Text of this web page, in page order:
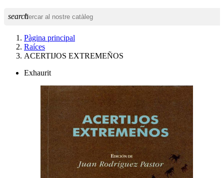
search
Pàgina principal
Raíces
ACERTIJOS EXTREMEÑOS
Exhaurit